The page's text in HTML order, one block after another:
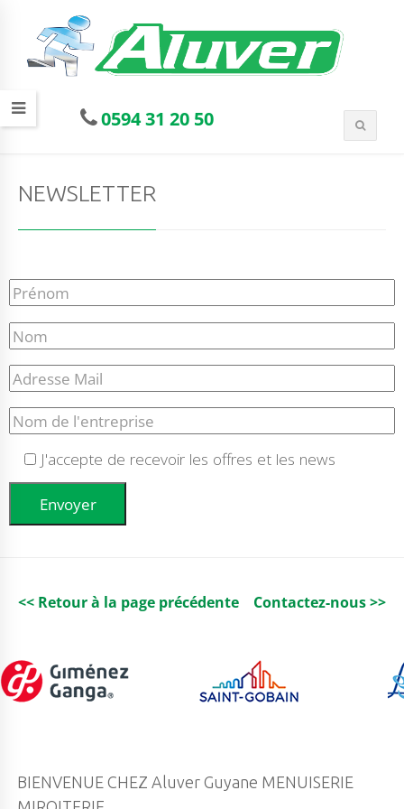
0594 31 20 50
NEWSLETTER
J'accepte de recevoir les offres et les news
<< Retour à la page précédente Contactez-nous >>
BIENVENUE CHEZ Aluver Guyane MENUISERIE